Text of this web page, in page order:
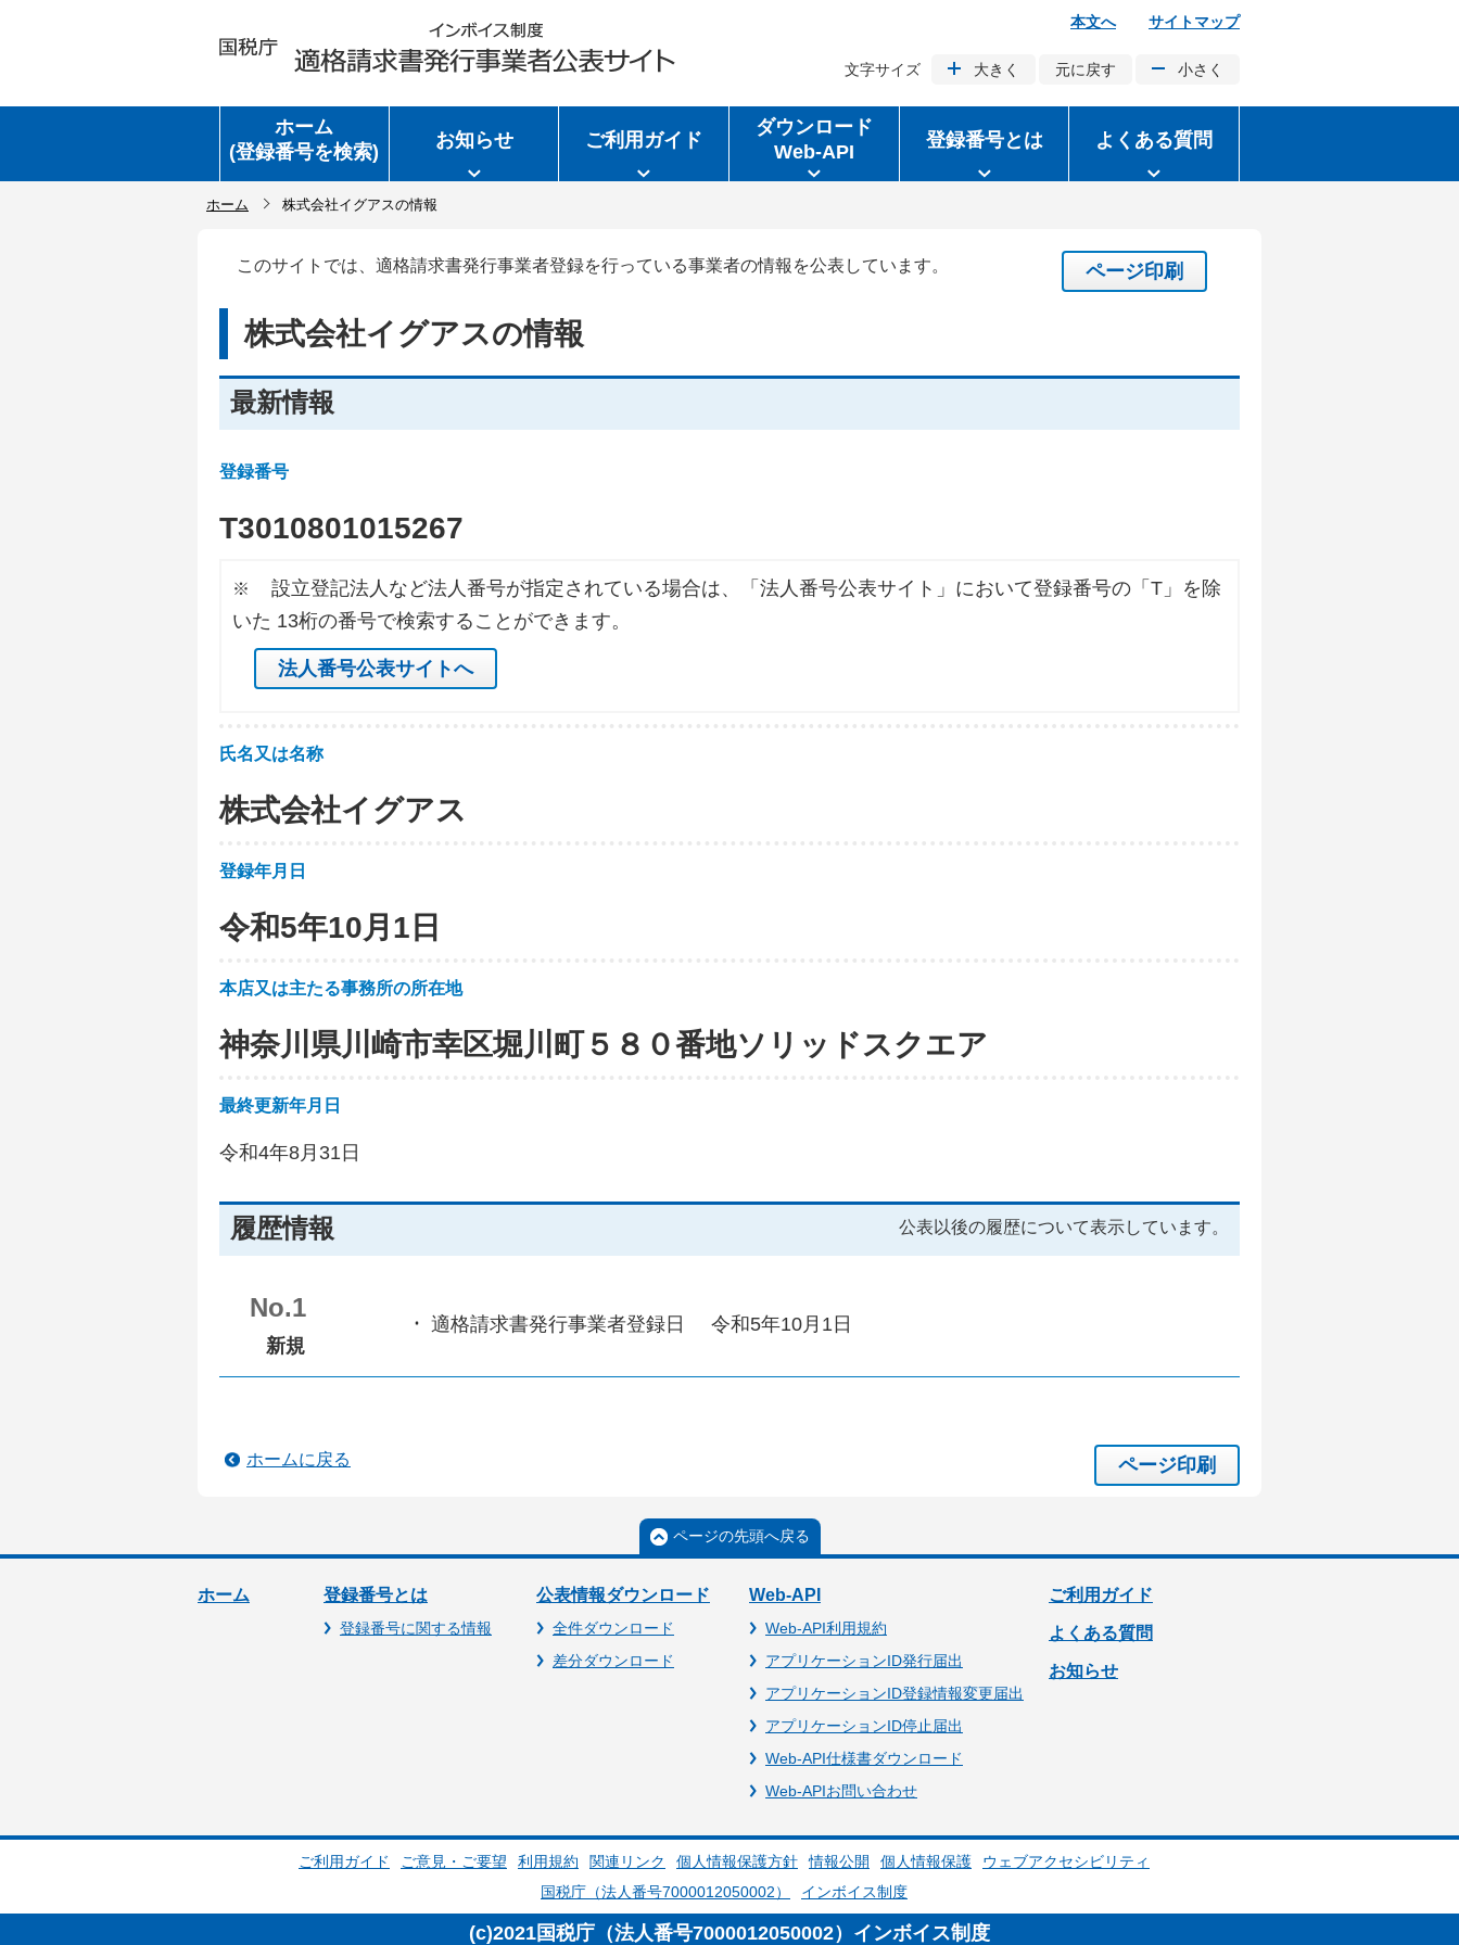
本文へ サイトマップ
文字サイズ 大きく 元に戻す 小さく
ホーム
(登録番号を検索)
お知らせ ご利用ガイド
ダウンロード
Web-API
登録番号とは よくある質問
ホーム 株式会社イグアスの情報
このサイトでは、適格請求書発行事業者登録を行っている事業者の情報を公表しています。 ページ印刷
株式会社イグアスの情報
最新情報
登録番号
T3010801015267
※
設立登記法人など法人番号が指定されている場合は、「法人番号公表サイト」において登録番号の「T」を除
いた 13桁の番号で検索することができます。
法人番号公表サイトへ
氏名又は名称
株式会社イグアス
登録年月日
令和5年10月1日
本店又は主たる事務所の所在地
神奈川県川崎市幸区堀川町５８０番地ソリッドスクエア
最終更新年月日
令和4年8月31日
履歴情報 公表以後の履歴について表示しています。
No.1
新規
適格請求書発行事業者登録日 令和5年10月1日
ページ印刷
ホームに戻る
ページの先頭へ戻る
ホーム 登録番号とは
登録番号に関する情報
公表情報ダウンロード
全件ダウンロード
差分ダウンロード
Web-API
Web-API利用規約
アプリケーションID発行届出
アプリケーションID登録情報変更届出
アプリケーションID停止届出
Web-API仕様書ダウンロード
Web-APIお問い合わせ
ご利用ガイド
よくある質問
お知らせ
ご利用ガイド ご意見・ご要望 利用規約 関連リンク 個人情報保護方針 情報公開 個人情報保護
ウェブアクセシビリティ
国税庁（法人番号7000012050002）
インボイス制度
(c)2021国税庁（法人番号7000012050002）インボイス制度